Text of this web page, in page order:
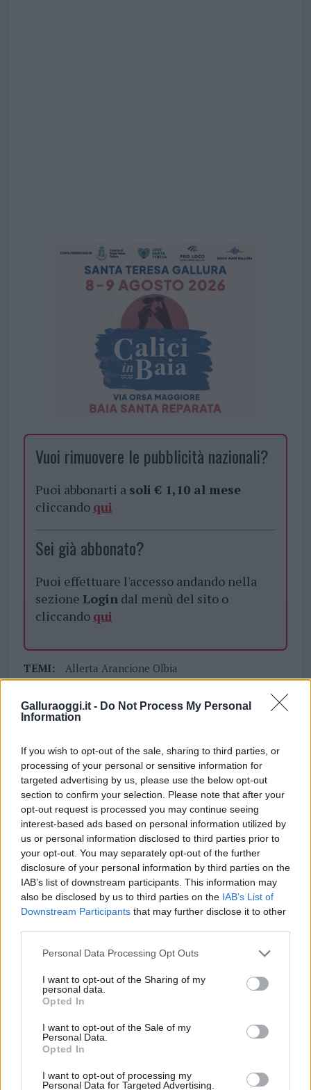
Galluraoggi.it - Do Not Process My Personal
Information
If you wish to opt-out of the sale, sharing to third parties, or
processing of your personal or sensitive information for
targeted advertising by us, please use the below opt-out
section to confirm your selection. Please note that after your
opt-out request is processed you may continue seeing
interest-based ads based on personal information utilized by
us or personal information disclosed to third parties prior to
your opt-out. You may separately opt-out of the further
disclosure of your personal information by third parties on the
IAB’s list of downstream participants. This information may
also be disclosed by us to third parties on the IAB’s List of
Downstream Participants that may further disclose it to other
Please note that this website/app uses one or more Google
not limited to your visit or usage behaviour. You may click to
grant or deny consent to Google and its third-party tags to
use your data for below specified purposes in below Google
consent section.
Personal Data Processing Opt Outs
I want to opt-out of the Sharing of my
personal data.
Opted In
I want to opt-out of the Sale of my
Personal Data.
Opted In
I want to opt-out of processing my
Personal Data for Targeted Advertising.
Vuoi rimuovere le pubblicità nazionali?
Puoi abbonarti a soli € 1,10 al mese
cliccando qui
Sei già abbonato?
Puoi effettuare l'accesso andando nella
sezione Logindal menù del sito o
cliccando qui
TEMI:
Allerta Arancione Olbia
Allerta Incendi Gallura
Incendi Gallura
Incendio Olbia
Inviaci le tue segnalazioni,
i tuoi video e le tue foto
Su WhatsApp al numero +39
345 356 7512
Notizie in tempo reale?
Entra nel canale telegram di
GalluraOggi.it